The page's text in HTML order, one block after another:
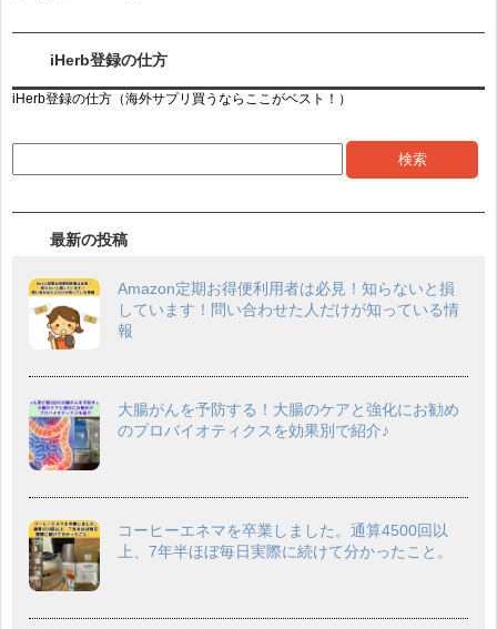
iHerb登録の仕方
iHerb登録の仕方（海外サプリ買うならここがベスト！）
最新の投稿
Amazon定期お得便利用者は必見！知らないと損
しています！問い合わせた人だけが知っている情
報
大腸がんを予防する！大腸のケアと強化にお勧め
のプロバイオティクスを効果別で紹介♪
コーヒーエネマを卒業しました。通算4500回以
上、7年半ほぼ毎日実際に続けて分かったこと。